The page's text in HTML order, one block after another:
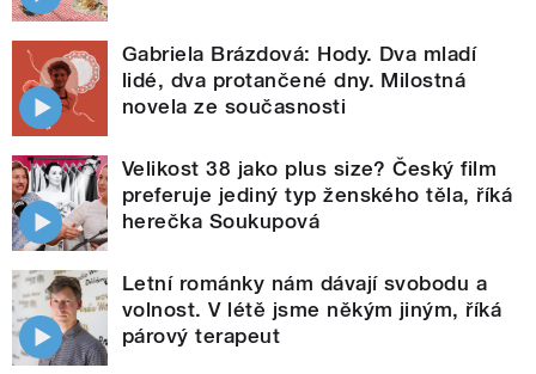
Gabriela Brázdová: Hody. Dva mladí
lidé, dva protančené dny. Milostná
novela ze současnosti
Velikost 38 jako plus size? Český film
preferuje jediný typ ženského těla, říká
herečka Soukupová
Letní románky nám dávají svobodu a
volnost. V létě jsme někým jiným, říká
párový terapeut